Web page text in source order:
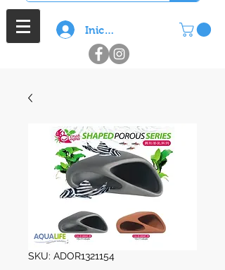
Iniciar sesión
SKU: ADOR1321154